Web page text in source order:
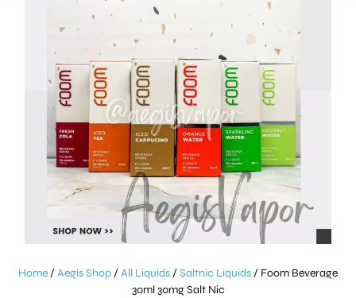
Home/Aegis Shop/All Liquids/Saltnic Liquids/ Foom Beverage
30ml 30mg Salt Nic